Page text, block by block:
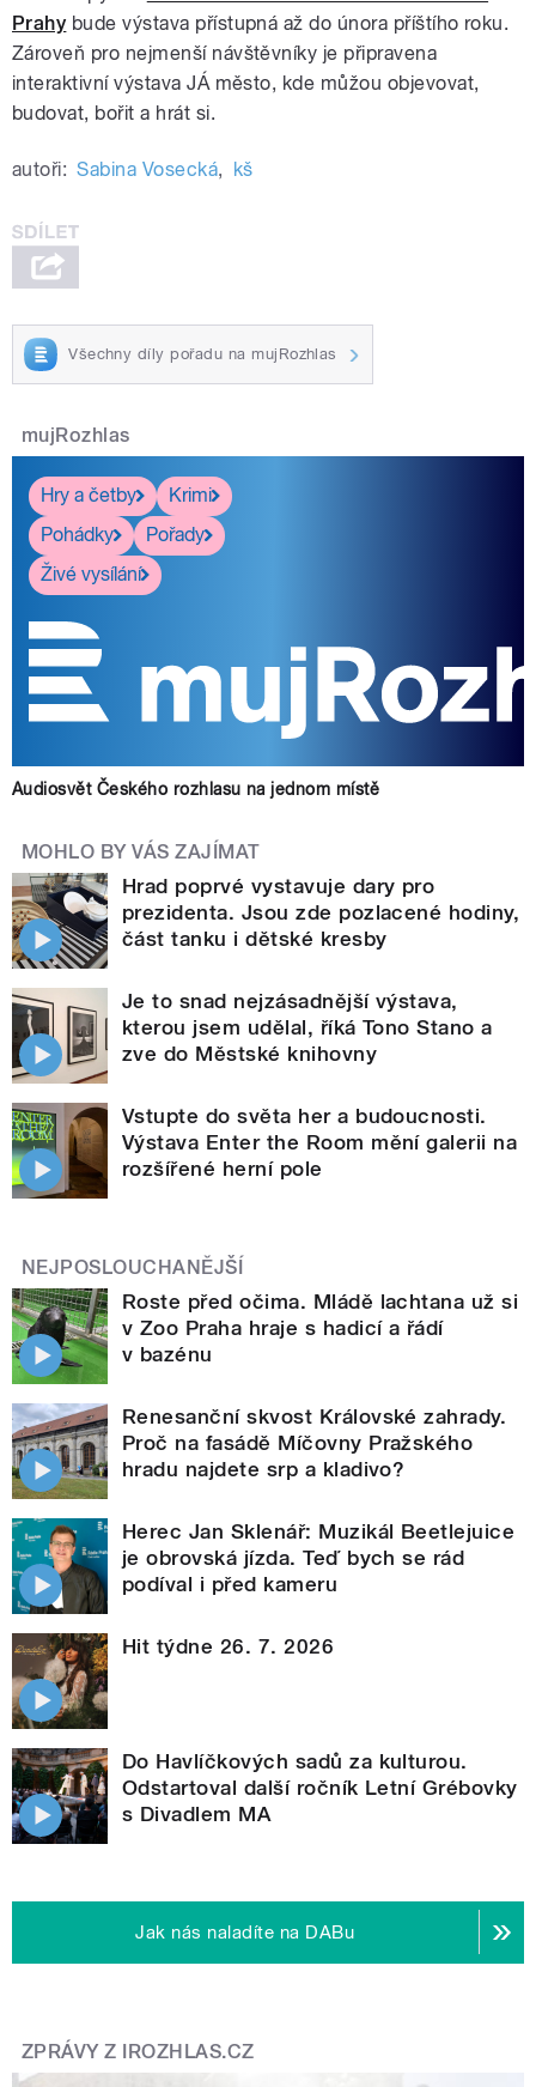
Prahy bude výstava přístupná až do února příštího roku.
Zároveň pro nejmenší návštěvníky je připravena
interaktivní výstava JÁ město, kde můžou objevovat,
budovat, bořit a hrát si.
autoři: Sabina Vosecká, kš
Všechny díly pořadu na mujRozhlas
mujRozhlas
Hry a četby
Krimi
Pohádky
Pořady
Živé vysílání
Audiosvět Českého rozhlasu na jednom místě
MOHLO BY VÁS ZAJÍMAT
Hrad poprvé vystavuje dary pro
prezidenta. Jsou zde pozlacené hodiny,
část tanku i dětské kresby
Je to snad nejzásadnější výstava,
kterou jsem udělal, říká Tono Stano a
zve do Městské knihovny
Vstupte do světa her a budoucnosti.
Výstava Enter the Room mění galerii na
rozšířené herní pole
NEJPOSLOUCHANĚJŠÍ
Roste před očima. Mládě lachtana už si
v Zoo Praha hraje s hadicí a řádí
v bazénu
Renesanční skvost Královské zahrady.
Proč na fasádě Míčovny Pražského
hradu najdete srp a kladivo?
Herec Jan Sklenář: Muzikál Beetlejuice
je obrovská jízda. Teď bych se rád
podíval i před kameru
Hit týdne 26. 7. 2026
Do Havlíčkových sadů za kulturou.
Odstartoval další ročník Letní Grébovky
s Divadlem MA
Jak nás naladíte na DABu
ZPRÁVY Z IROZHLAS.CZ